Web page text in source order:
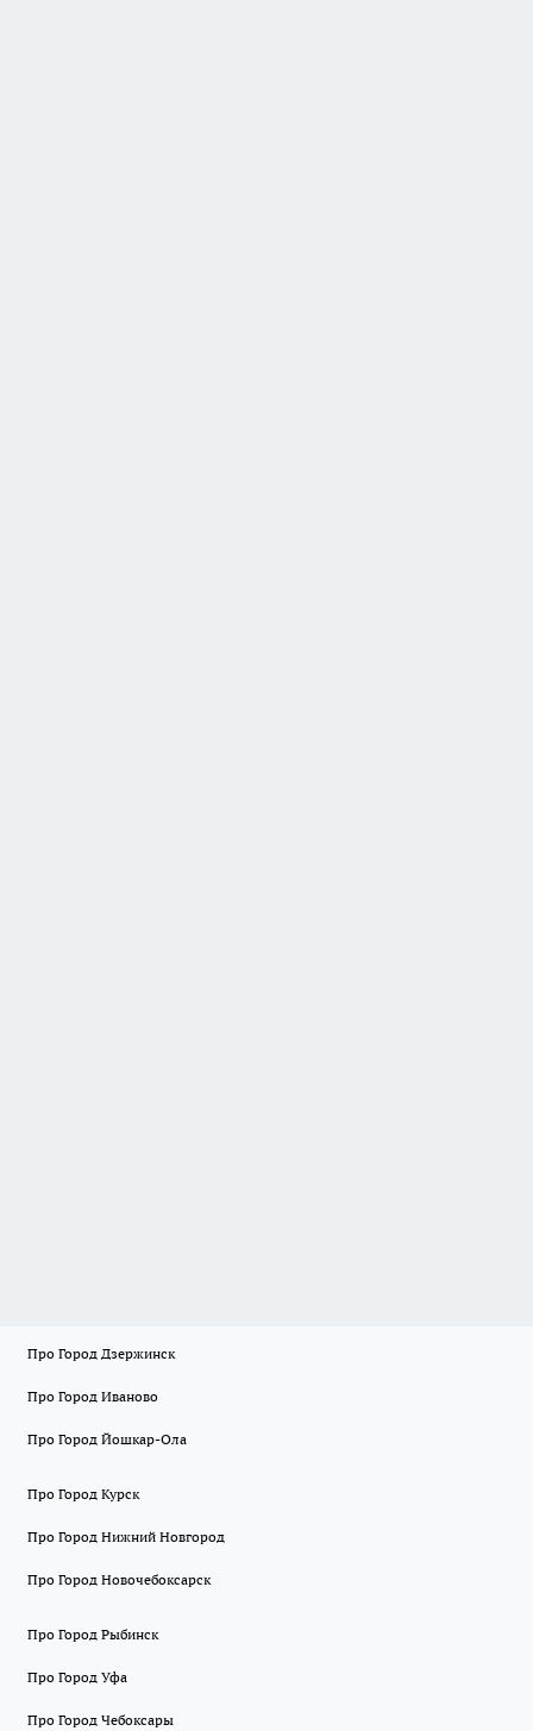
Про Город Дзержинск
Про Город Иваново
Про Город Йошкар-Ола
Про Город Курск
Про Город Нижний Новгород
Про Город Новочебоксарск
Про Город Рыбинск
Про Город Уфа
Про Город Чебоксары